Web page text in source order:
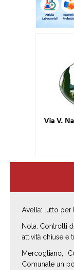
Avella: lutto per
Nola. Controlli
attività chiuse e
Mercogliano,
Comunale un